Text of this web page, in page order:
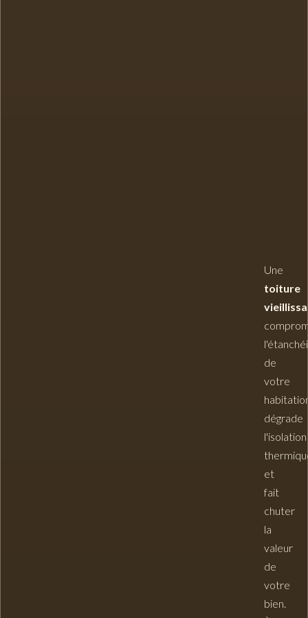
Une
toiture
de
votre
dégrade
l'isolation
et
fait
chuter
la
valeur
de
votre
bien.